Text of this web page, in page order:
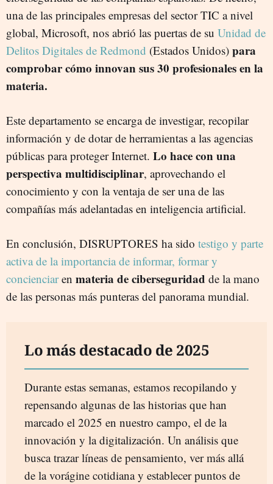
una de las principales empresas del sector TIC a nivel
global, Microsoft, nos abrió las puertas de su Unidad de
Delitos Digitales de Redmond (Estados Unidos) para
comprobar cómo innovan sus 30 profesionales en la
materia.
Este departamento se encarga de investigar, recopilar
información y de dotar de herramientas a las agencias
públicas para proteger Internet. Lo hace con una
perspectiva multidisciplinar, aprovechando el
conocimiento y con la ventaja de ser una de las
compañías más adelantadas en inteligencia artificial.
En conclusión, DISRUPTORES ha sido testigo y parte
activa de la importancia de informar, formar y
concienciaren materia de ciberseguridad de la mano
de las personas más punteras del panorama mundial.
Lo más destacado de 2025
Durante estas semanas, estamos recopilando y
repensando algunas de las historias que han
marcado el 2025 en nuestro campo, el de la
innovación y la digitalización. Un análisis que
busca trazar líneas de pensamiento, ver más allá
de la vorágine cotidiana y establecer puntos de